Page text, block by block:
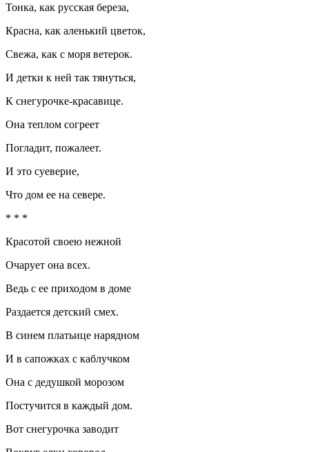
Тонка, как русская береза,
Красна, как аленький цветок,
Свежа, как с моря ветерок.
И детки к ней так тянуться,
К снегурочке-красавице.
Она теплом согреет
Погладит, пожалеет.
И это суеверие,
Что дом ее на севере.
* * *
Красотой своею нежной
Очарует она всех.
Ведь с ее приходом в доме
Раздается детский смех.
В синем платьице нарядном
И в сапожках с каблучком
Она с дедушкой морозом
Постучится в каждый дом.
Вот снегурочка заводит